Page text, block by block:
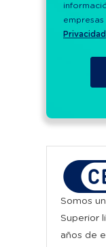
Privacidad
Somos
Superior
años de